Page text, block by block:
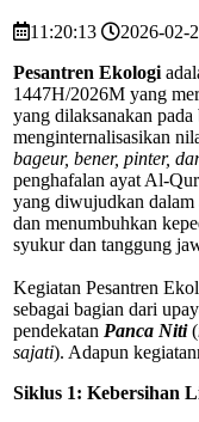
11:20:13
2026-02-
Pesantren Ekologi
1447H/2026M yang
yang dilaksanakan
menginternalisasikan
bageur, bener, pinter,
penghafalan ayat Al-
yang diwujudkan dalam
dan menumbuhkan
syukur dan tanggung
Kegiatan Pesantren
sebagai bagian dari
pendekatan Panca Niti(
sajati). Adapun
Siklus 1: Kebersihan